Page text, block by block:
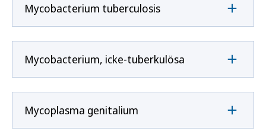
Mycobacterium tuberculosis
Mycobacterium, icke-tuberkulösa
Mycoplasma genitalium